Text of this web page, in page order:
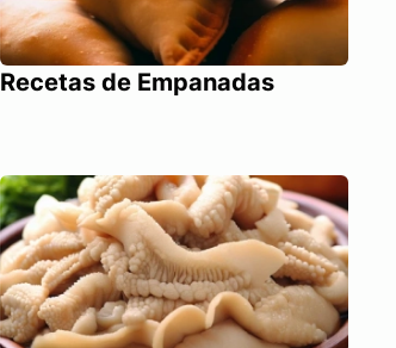
Recetas de Empanadas